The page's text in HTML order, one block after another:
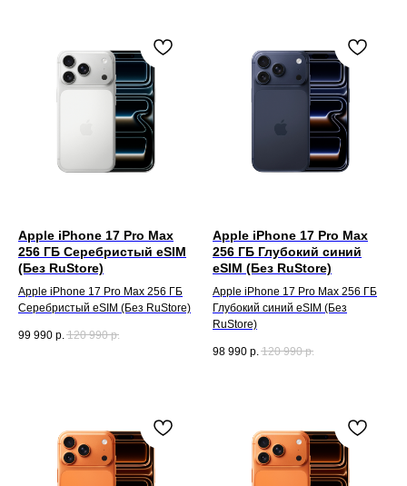
Apple iPhone 17 Pro Max
256 ГБ Серебристый eSIM
(Без RuStore)
Apple iPhone 17 Pro Max 256 ГБ
Серебристый eSIM (Без RuStore)
99 990 р. 120 990 р.
Apple iPhone 17 Pro Max
256 ГБ Глубокий синий
eSIM (Без RuStore)
Apple iPhone 17 Pro Max 256 ГБ
Глубокий синий eSIM (Без
RuStore)
98 990 р. 120 990 р.